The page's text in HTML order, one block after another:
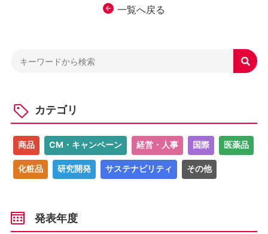
一覧へ戻る

カテゴリ
商品 CM・キャンペーン 経営・人事 国際 医薬品
化粧品 研究開発 サステナビリティ その他
発表年度